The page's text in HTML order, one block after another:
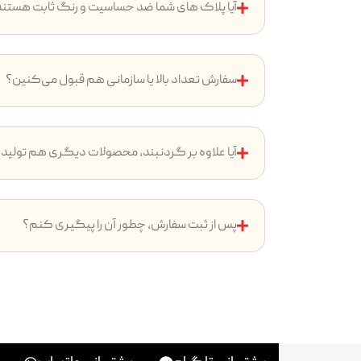
آیا پلاک های شما ضد حساسیت و رنگ ثابت
سفارش تعداد بالا یا سازمانی هم قبول می‌کنین؟
آیا علاوه بر گردنبند، محصولات دیگری هم
پس از ثبت سفارش، چطور آن را پیگیری کنم؟